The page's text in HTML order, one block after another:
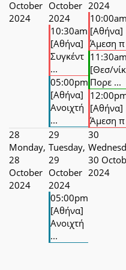
October
2024
October
2024
10:30am
[Αθήνα]
Συγκέντ
...
05:00pm
[Αθήνα]
Ανοιχτή
...
2024
10:00am
[Αθήνα]
Άμεση π
11:30am
[Θεσ/
Πορε ...
[Αθήνα]
Άμεση π
28
Monday,
28
October
2024
29
Tuesday,
29
October
2024
05:00pm
[Αθήνα]
Ανοιχτή
...
30
30
2024